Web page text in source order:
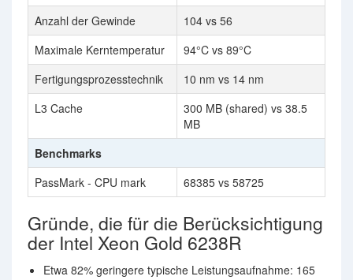
Anzahl der Gewinde
104 vs 56
Maximale Kerntemperatur
94°C vs 89°C
Fertigungsprozesstechnik
10 nm vs 14 nm
L3 Cache
300 MB (shared) vs 38.5
MB
Benchmarks
PassMark - CPU mark
68385 vs 58725
Gründe, die für die Berücksichtigung
der Intel Xeon Gold 6238R
Etwa 82% geringere typische Leistungsaufnahme: 165